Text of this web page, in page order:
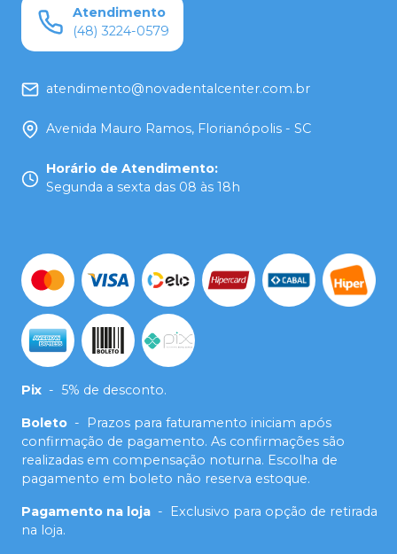
Atendimento
(48) 3224-0579
atendimento@novadentalcenter.com.br
Avenida Mauro Ramos, Florianópolis - SC
Horário de Atendimento:
Segunda a sexta das 08 às 18h
Pix - 5% de desconto.
Boleto -
Prazos para faturamento iniciam após
confirmação de pagamento. As confirmações são
realizadas em compensação noturna. Escolha de
pagamento em boleto não reserva estoque.
Pagamento na loja -
Exclusivo para opção de retirada
na loja.